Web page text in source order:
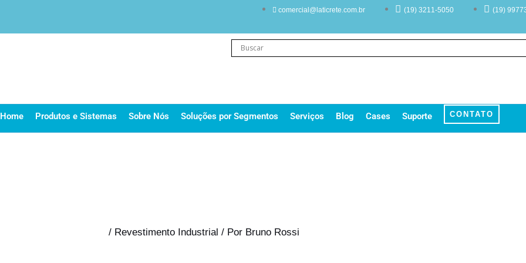
comercial@laticrete.com.br (19) 3211-5050 (19)
CONTATO
Home Produtos e Sistemas Sobre Nós Soluções por Segmentos Serviços Blog Cases Suporte
/ Revestimento Industrial / Por Bruno Rossi